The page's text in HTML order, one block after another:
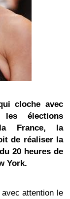
cloche avec
élections
la France, la
de réaliser la
20 heures de
York.
attention le